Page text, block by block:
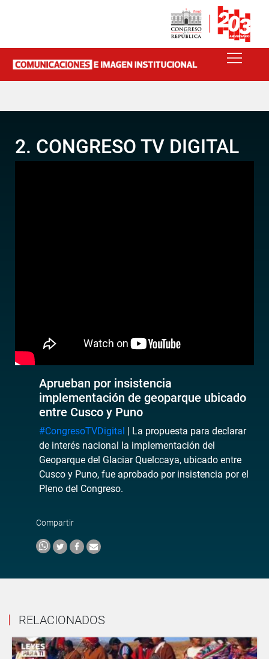
2. CONGRESO TV DIGITAL
Aprueban por insistencia
implementación de geoparque ubicado
entre Cusco y Puno
#CongresoTVDigital | La propuesta para declarar
de interés nacional la implementación del
Geoparque del Glaciar Quelccaya, ubicado entre
Cusco y Puno, fue aprobado por insistencia por el
Pleno del Congreso.
Compartir
RELACIONADOS